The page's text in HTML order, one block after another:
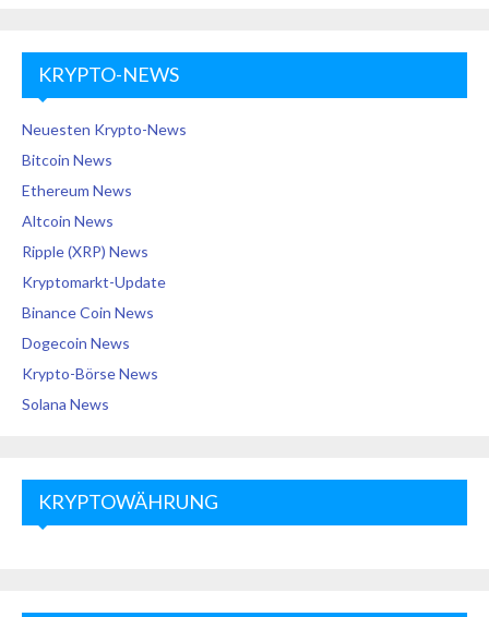
KRYPTO-NEWS
Neuesten Krypto-News
Bitcoin News
Ethereum News
Altcoin News
Ripple (XRP) News
Kryptomarkt-Update
Binance Coin News
Dogecoin News
Krypto-Börse News
Solana News
KRYPTOWÄHRUNG